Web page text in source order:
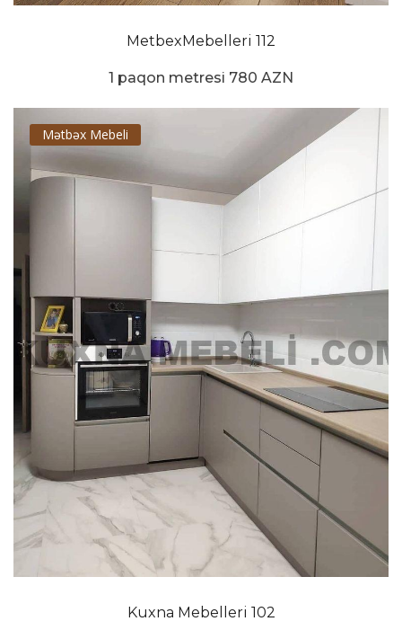
MetbexMebelleri 112
1 paqon metresi 780 AZN
Mətbəx Mebeli
Kuxna Mebelleri 102